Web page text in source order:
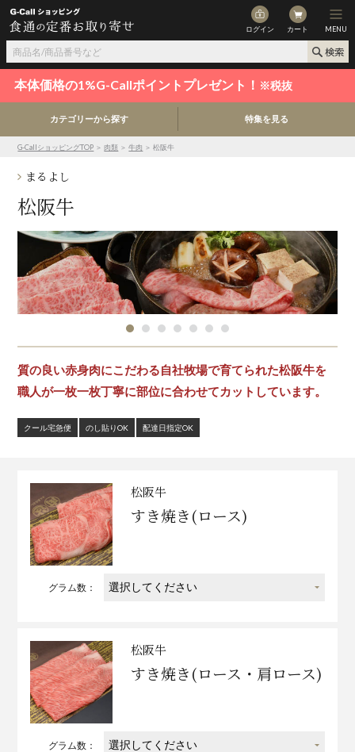
ログイン カート MENU
本体価格の1%G-Callポイントプレゼント！ ※税抜
カテゴリーから探す 特集を見る
G-CallショッピングTOP ＞肉類 ＞牛肉 ＞ 松阪牛
まるよし
松阪牛
質の良い赤身肉にこだわる自社牧場で育てられた松阪牛を
職人が一枚一枚丁寧に部位に合わせてカットしています。
クール宅急便 のし貼りOK 配達日指定OK
松阪牛
すき焼き(ロース)
グラム数：
松阪牛
すき焼き(ロース・肩ロース)
グラム数：